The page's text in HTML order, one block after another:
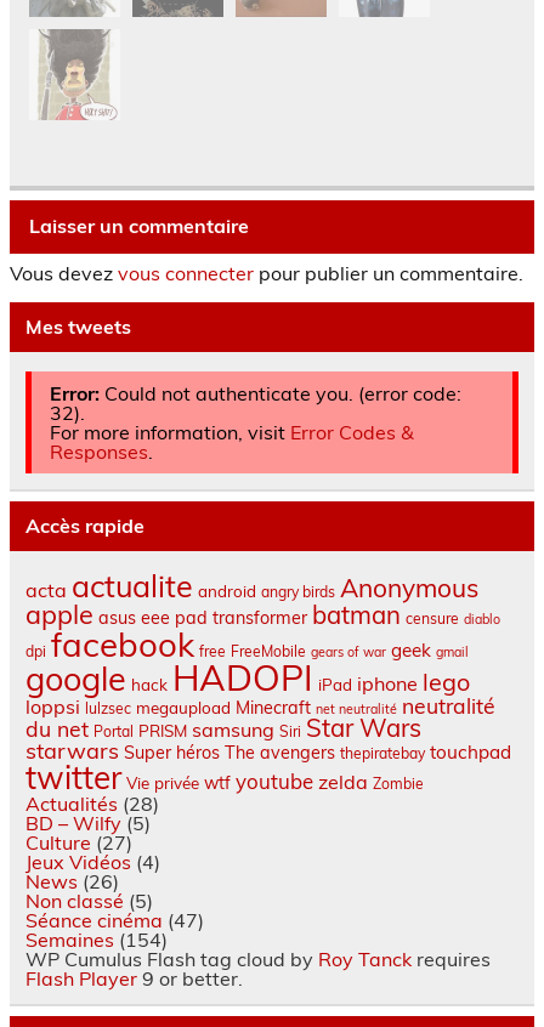
Laisser un commentaire
Vous devez vous connecter pour publier un commentaire.
Mes tweets
Error:Could not authenticate you. (error code:
32).
For more information, visit Error Codes &
Responses
Accès rapide
acta actualite android angry birds Anonymous
apple asus eee pad transformer batman censure diablo
dpi facebook free FreeMobile gears of war geek gmail
google hack HADOPI iPad iphone lego
loppsi lulzsec megaupload Minecraft net neutralité neutralité
du net Portal PRISM samsung Siri Star Wars
starwars Super héros The avengers thepiratebay touchpad
twitter Vie privée wtf youtube zelda Zombie
Actualités (28)
BD – Wilfy(5)
Culture (27)
Jeux Vidéos (4)
News (26)
Non classé (5)
Séance cinéma (47)
Semaines (154)
WP Cumulus Flash tag cloud by Roy Tanckrequires
Flash Player9 or better.